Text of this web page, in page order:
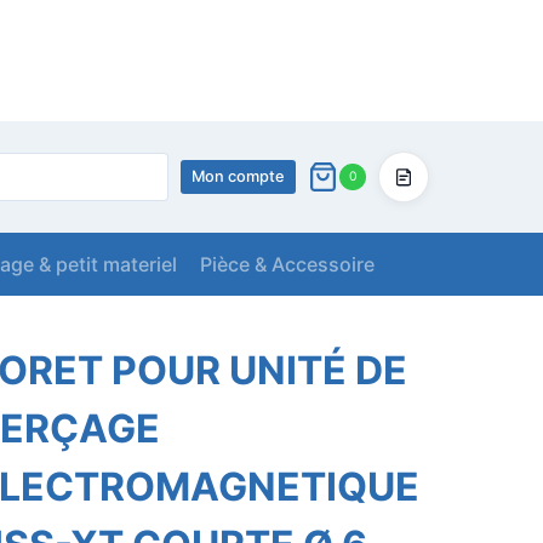
Mon compte 0
Devis
& petit materiel Pièce & Accessoire
ELECTROMAGNETIQUE HSS-XT COURTE Ø 6
POUR UNITÉ DE